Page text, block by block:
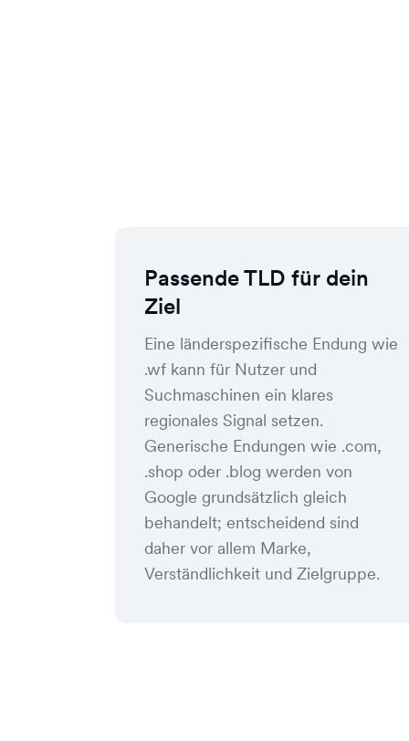
Passende TLD für dein
Ziel
Eine länderspezifische Endung wie
.wf kann für Nutzer und
Suchmaschinen ein klares
regionales Signal setzen.
Generische Endungen wie .com,
.shop oder .blog werden von
Google grundsätzlich gleich
behandelt; entscheidend sind
daher vor allem Marke,
Verständlichkeit und Zielgruppe.